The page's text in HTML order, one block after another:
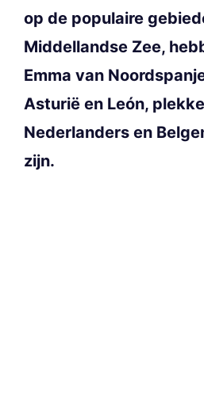
op de populaire
Middellandse Zee,
Emma van
Asturië en León,
Nederlanders en
zijn.